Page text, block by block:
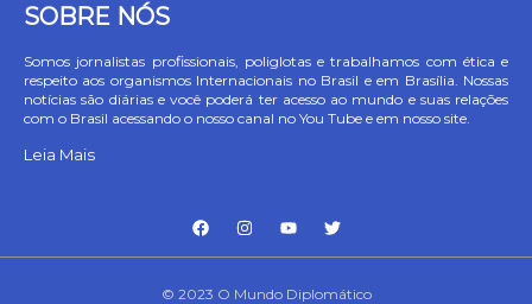
SOBRE NÓS
Somos jornalistas profissionais, poliglotas e trabalhamos com ética e
respeito aos organismos Internacionais no Brasil e em Brasília. Nossas
notícias são diárias e você poderá ter acesso ao mundo e suas relações
com o Brasil acessando o nosso canal no You Tube e em nosso site.
Leia Mais
© 2023 O Mundo Diplomático